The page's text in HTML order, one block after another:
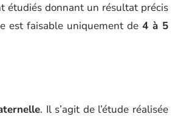
étudiés donnant un résultat précis
est faisable uniquement de 4 à 5
. Il s’agit de l’étude réalisée